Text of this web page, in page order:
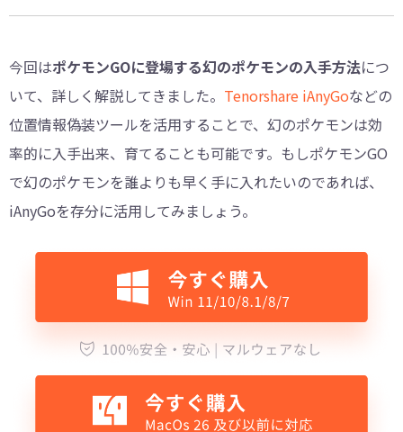
今回はポケモンGOに登場する幻のポケモンの入手方法につ
いて、詳しく解説してきました。 Tenorshare iAnyGoなどの
位置情報偽装ツールを活用することで、幻のポケモンは効
率的に入手出来、育てることも可能です。もしポケモンGO
で幻のポケモンを誰よりも早く手に入れたいのであれば、
iAnyGoを存分に活用してみましょう。